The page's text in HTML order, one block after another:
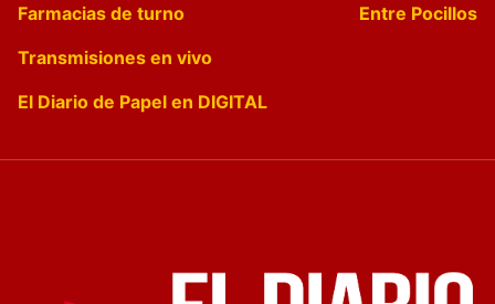
Farmacias de turno
Entre Pocillos
Transmisiones en vivo
El Diario de Papel en DIGITAL